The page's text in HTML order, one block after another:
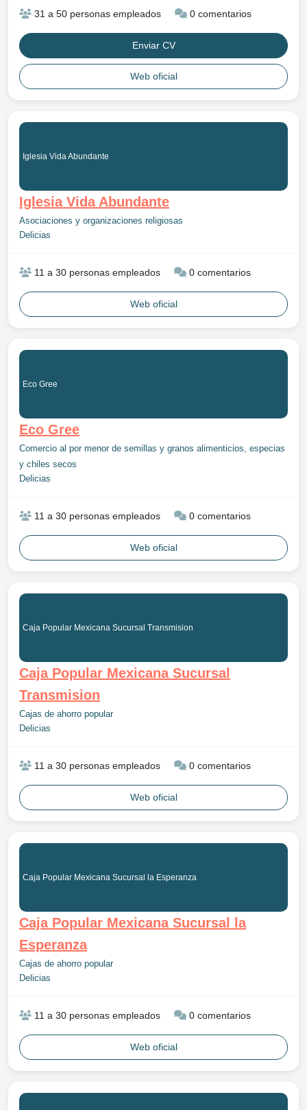
31 a 50 personas empleados 0 comentarios
Enviar CV
Web oficial
Iglesia Vida Abundante
Iglesia Vida Abundante
Asociaciones y organizaciones religiosas
Delicias
11 a 30 personas empleados 0 comentarios
Web oficial
Eco Gree
Eco Gree
Comercio al por menor de semillas y granos alimenticios, especias
y chiles secos
Delicias
11 a 30 personas empleados 0 comentarios
Web oficial
Caja Popular Mexicana Sucursal Transmision
Caja Popular Mexicana Sucursal
Transmision
Cajas de ahorro popular
Delicias
11 a 30 personas empleados 0 comentarios
Web oficial
Caja Popular Mexicana Sucursal la Esperanza
Caja Popular Mexicana Sucursal la
Esperanza
Cajas de ahorro popular
Delicias
11 a 30 personas empleados 0 comentarios
Web oficial